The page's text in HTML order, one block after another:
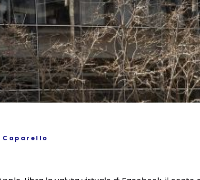
Caparello